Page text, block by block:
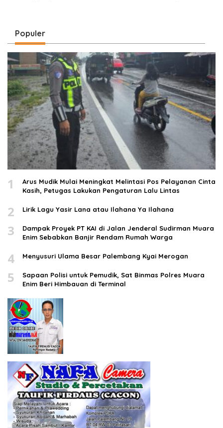
Populer
1
Arus Mudik Mulai Meningkat Melintasi Pos Pelayanan Cinta
Kasih, Petugas Lakukan Pengaturan Lalu Lintas
2 Lirik Lagu Yasir Lana atau Ilahana Ya Ilahana
3
Dampak Proyek PT KAI di Jalan Jenderal Sudirman Muara
Enim Sebabkan Banjir Rendam Rumah Warga
4 Menyusuri Ulama Besar Palembang Kyai Merogan
5
Sapaan Polisi untuk Pemudik, Sat Binmas Polres Muara
Enim Beri Himbauan di Terminal